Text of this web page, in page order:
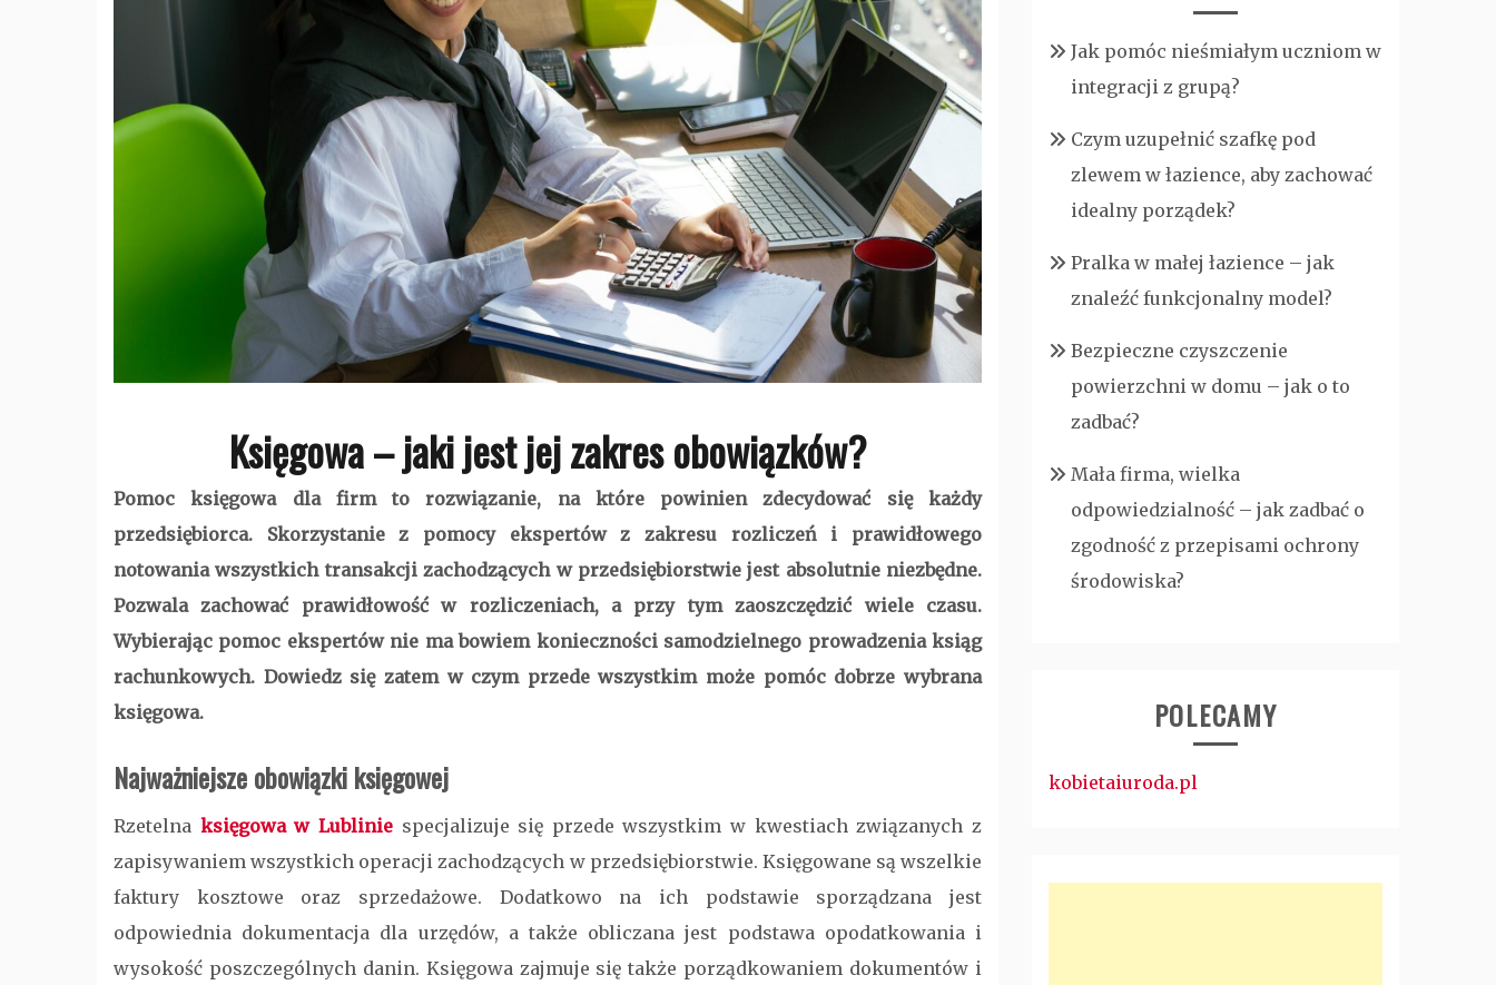
Księgowa – jaki jest jej zakres obowiązków?
Pomoc księgowa dla firm to rozwiązanie, na które powinien zdecydować się każdy
przedsiębiorca. Skorzystanie z pomocy ekspertów z zakresu rozliczeń i prawidłowego
notowania wszystkich transakcji zachodzących w przedsiębiorstwie jest absolutnie niezbędne.
Pozwala zachować prawidłowość w rozliczeniach, a przy tym zaoszczędzić wiele czasu.
Wybierając pomoc ekspertów nie ma bowiem konieczności samodzielnego prowadzenia ksiąg
rachunkowych. Dowiedz się zatem w czym przede wszystkim może pomóc dobrze wybrana
księgowa.
Najważniejsze obowiązki księgowej
Rzetelna księgowa w Lubliniespecjalizuje się przede wszystkim w kwestiach związanych z
zapisywaniem wszystkich operacji zachodzących w przedsiębiorstwie. Księgowane są wszelkie
faktury kosztowe oraz sprzedażowe. Dodatkowo na ich podstawie sporządzana jest
odpowiednia dokumentacja dla urzędów, a także obliczana jest podstawa opodatkowania i
wysokość poszczególnych danin. Księgowa zajmuje się także porządkowaniem dokumentów i
Jak pomóc nieśmiałym uczniom w
integracji z grupą?
Czym uzupełnić szafkę pod
zlewem w łazience, aby zachować
idealny porządek?
Pralka w małej łazience – jak
znaleźć funkcjonalny model?
Bezpieczne czyszczenie
powierzchni w domu – jak o to
zadbać?
Mała firma, wielka
odpowiedzialność – jak zadbać o
zgodność z przepisami ochrony
środowiska?
POLECAMY
kobietaiuroda.pl